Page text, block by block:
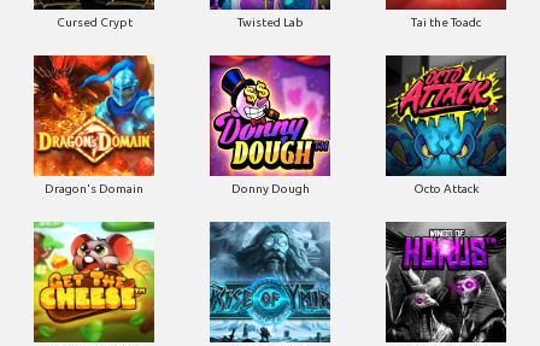
Cursed Crypt Twisted Lab Tai the Toadc
Dragon's Domain Donny Dough Octo Attack